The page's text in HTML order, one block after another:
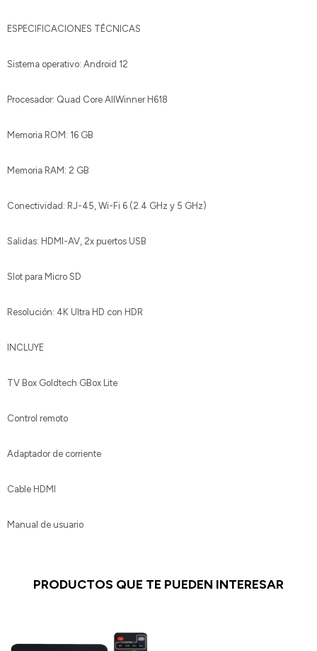
ESPECIFICACIONES TÉCNICAS
Sistema operativo: Android 12
Procesador: Quad Core AllWinner H618
Memoria ROM: 16 GB
Memoria RAM: 2 GB
Conectividad: RJ-45, Wi-Fi 6 (2.4 GHz y 5 GHz)
Salidas: HDMI-AV, 2x puertos USB
Slot para Micro SD
Resolución: 4K Ultra HD con HDR
INCLUYE
TV Box Goldtech GBox Lite
Control remoto
Adaptador de corriente
Cable HDMI
Manual de usuario
PRODUCTOS QUE TE PUEDEN INTERESAR